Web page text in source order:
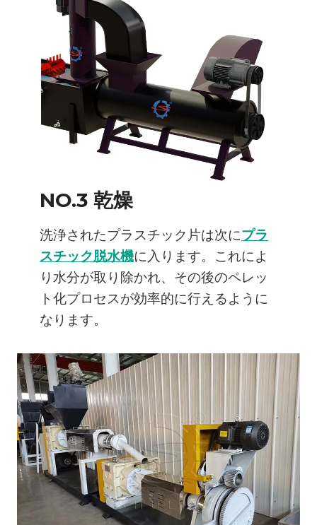
NO.3 乾燥
洗浄されたプラスチック片は次にプラ
スチック脱水機に入ります。これによ
り水分が取り除かれ、その後のペレッ
ト化プロセスが効率的に行えるように
なります。